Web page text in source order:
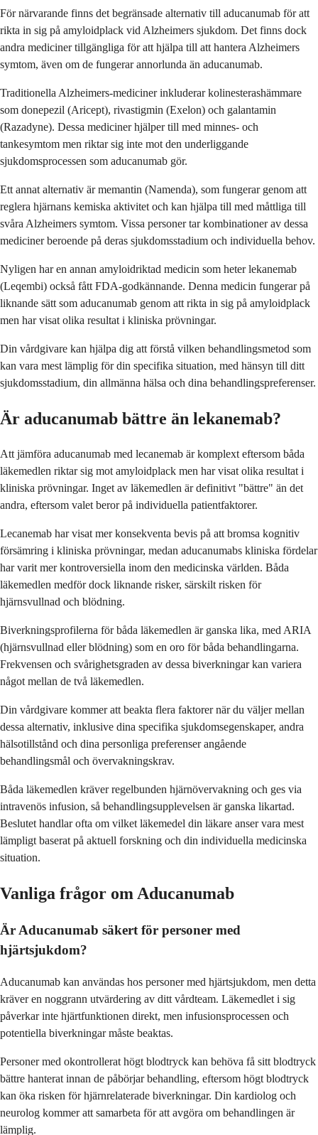
För närvarande finns det begränsade alternativ till aducanumab för att
rikta in sig på amyloidplack vid Alzheimers sjukdom. Det finns dock
andra mediciner tillgängliga för att hjälpa till att hantera Alzheimers
symtom, även om de fungerar annorlunda än aducanumab.
Traditionella Alzheimers-mediciner inkluderar kolinesterashämmare
som donepezil (Aricept), rivastigmin (Exelon) och galantamin
(Razadyne). Dessa mediciner hjälper till med minnes- och
tankesymtom men riktar sig inte mot den underliggande
sjukdomsprocessen som aducanumab gör.
Ett annat alternativ är memantin (Namenda), som fungerar genom att
reglera hjärnans kemiska aktivitet och kan hjälpa till med måttliga till
svåra Alzheimers symtom. Vissa personer tar kombinationer av dessa
mediciner beroende på deras sjukdomsstadium och individuella behov.
Nyligen har en annan amyloidriktad medicin som heter lekanemab
(Leqembi) också fått FDA-godkännande. Denna medicin fungerar på
liknande sätt som aducanumab genom att rikta in sig på amyloidplack
men har visat olika resultat i kliniska prövningar.
Din vårdgivare kan hjälpa dig att förstå vilken behandlingsmetod som
kan vara mest lämplig för din specifika situation, med hänsyn till ditt
sjukdomsstadium, din allmänna hälsa och dina behandlingspreferenser.
Är aducanumab bättre än lekanemab?
Att jämföra aducanumab med lecanemab är komplext eftersom båda
läkemedlen riktar sig mot amyloidplack men har visat olika resultat i
kliniska prövningar. Inget av läkemedlen är definitivt "bättre" än det
andra, eftersom valet beror på individuella patientfaktorer.
Lecanemab har visat mer konsekventa bevis på att bromsa kognitiv
försämring i kliniska prövningar, medan aducanumabs kliniska fördelar
har varit mer kontroversiella inom den medicinska världen. Båda
läkemedlen medför dock liknande risker, särskilt risken för
hjärnsvullnad och blödning.
Biverkningsprofilerna för båda läkemedlen är ganska lika, med ARIA
(hjärnsvullnad eller blödning) som en oro för båda behandlingarna.
Frekvensen och svårighetsgraden av dessa biverkningar kan variera
något mellan de två läkemedlen.
Din vårdgivare kommer att beakta flera faktorer när du väljer mellan
dessa alternativ, inklusive dina specifika sjukdomsegenskaper, andra
hälsotillstånd och dina personliga preferenser angående
behandlingsmål och övervakningskrav.
Båda läkemedlen kräver regelbunden hjärnövervakning och ges via
intravenös infusion, så behandlingsupplevelsen är ganska likartad.
Beslutet handlar ofta om vilket läkemedel din läkare anser vara mest
lämpligt baserat på aktuell forskning och din individuella medicinska
situation.
Vanliga frågor om Aducanumab
Är Aducanumab säkert för personer med
hjärtsjukdom?
Aducanumab kan användas hos personer med hjärtsjukdom, men detta
kräver en noggrann utvärdering av ditt vårdteam. Läkemedlet i sig
påverkar inte hjärtfunktionen direkt, men infusionsprocessen och
potentiella biverkningar måste beaktas.
Personer med okontrollerat högt blodtryck kan behöva få sitt blodtryck
bättre hanterat innan de påbörjar behandling, eftersom högt blodtryck
kan öka risken för hjärnrelaterade biverkningar. Din kardiolog och
neurolog kommer att samarbeta för att avgöra om behandlingen är
lämplig.